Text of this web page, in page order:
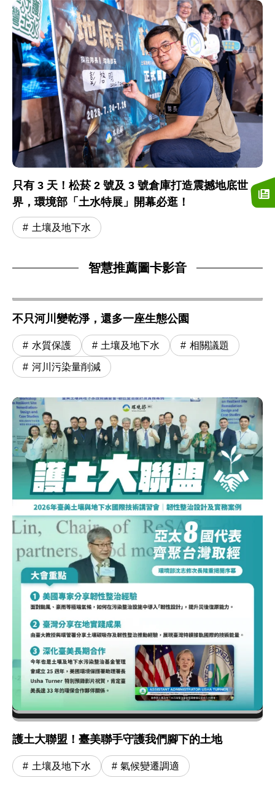
只有 3 天！松菸 2 號及 3 號倉庫打造震撼地底世
界，環境部「土水特展」開幕必逛！
土壤及地下水
智慧推薦圖卡影音
不只河川變乾淨，還多一座生態公園
水質保護 土壤及地下水 相關議題
河川污染量削減
護土大聯盟！臺美聯手守護我們腳下的土地
土壤及地下水 氣候變遷調適